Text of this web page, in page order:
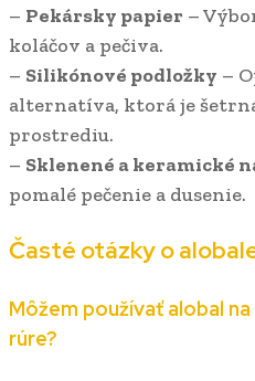
– Pekársky papier –
koláčov a pečiva.
– Silikónové podložky –
alternatíva, ktorá je
prostrediu.
– Sklenené a keramické
pomalé pečenie a dusenie.
Časté otázky o
Môžem používať alobal
rúre?